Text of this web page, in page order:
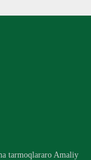
tarmoqlararo Amaliy